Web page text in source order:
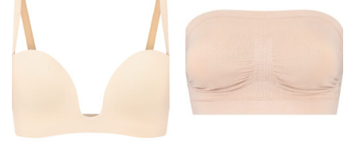
verlanglijst
toevoegen
Aan
verlanglijst